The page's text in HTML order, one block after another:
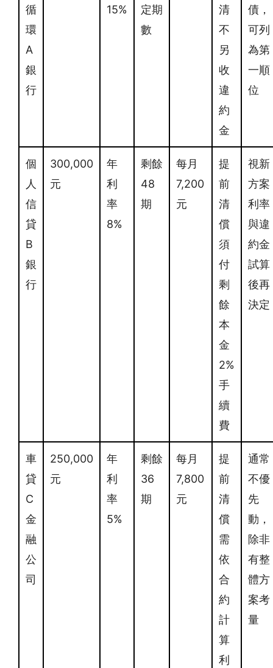
循
環
A
銀
行
15%
定期
數
清
不
另
收
違
約
金
債，
可列
為第
一順
位
個
人
信
貸
B
銀
行
300,000
元
年
利
率
8%
剩餘
48
期
每月
7,200
元
提
前
清
償
須
付
剩
餘
本
金
2%
手
續
費
視新
方案
利率
與違
約金
試算
後再
決定
車
貸
C
金
融
公
司
250,000
元
年
利
率
5%
剩餘
36
期
每月
7,800
元
提
前
清
償
需
依
合
約
計
算
利
通常
不優
先
動，
除非
有整
體方
案考
量